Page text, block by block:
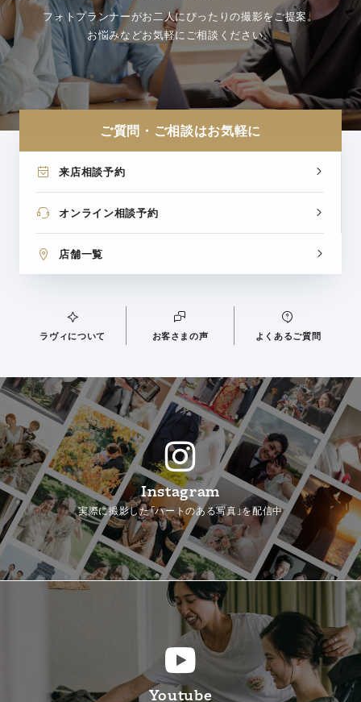
フォトプランナーがお二人にぴったりの撮影をご提案。
お悩みなどお気軽にご相談ください。
ご質問・ご相談はお気軽に
来店相談予約
オンライン相談予約
店舗一覧
ラヴィについて お客さまの声 よくあるご質問
Instagram
実際に撮影した「ハートのある写真」を配信中
Youtube